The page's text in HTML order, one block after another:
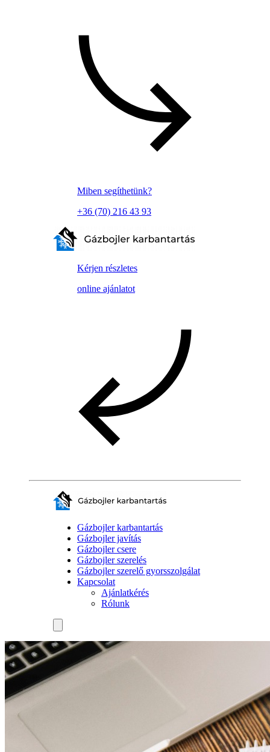
Miben segíthetünk?
+36 (70) 216 43 93
Kérjen részletes
online ajánlatot
Gázbojler karbantartás
Gázbojler javítás
Gázbojler csere
Gázbojler szerelés
Gázbojler szerelő gyorsszolgálat
Kapcsolat
Ajánlatkérés
Rólunk